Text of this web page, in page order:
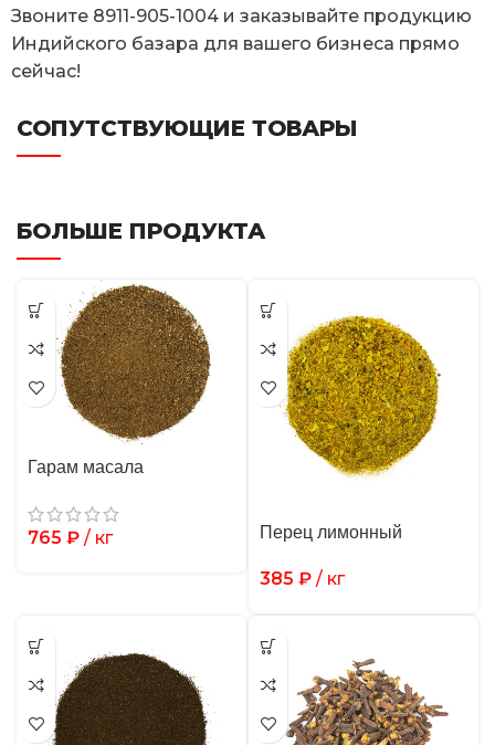
Звоните 8911-905-1004 и заказывайте продукцию
Индийского базара для вашего бизнеса прямо
сейчас!
СОПУТСТВУЮЩИЕ ТОВАРЫ
БОЛЬШЕ ПРОДУКТА
Гарам масала
765 ₽ / кг Перец лимонный
385 ₽ / кг